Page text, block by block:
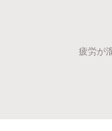
疲労が